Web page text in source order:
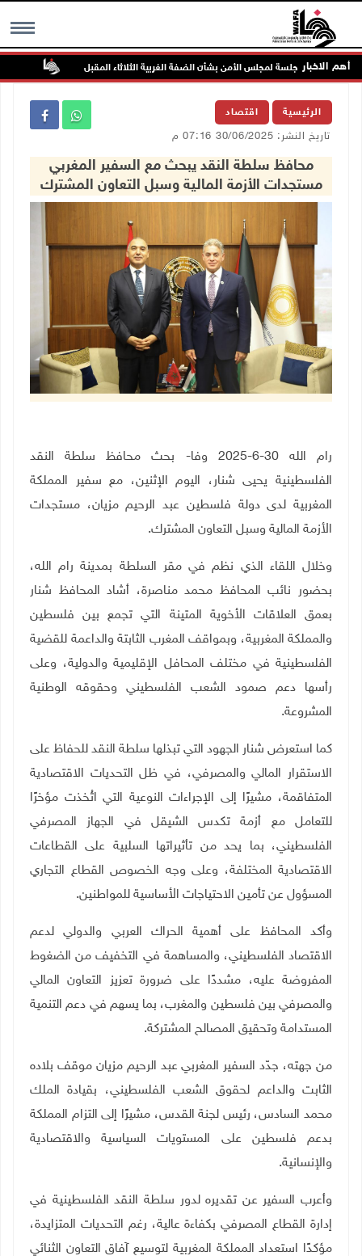
MENU أهم الاخبارجلسة لمجلس الأمن بشأن الضفة الغربية الثلاثاء المقبل
الرئيسية اقتصاد
تاريخ النشر: 30/06/2025 07:16 م
محافظ سلطة النقد يبحث مع السفير المغربي
مستجدات الأزمة المالية وسبل التعاون المشترك
رام الله 30-6-2025 وفا- بحث محافظ سلطة النقد
الفلسطينية يحيى شنار، اليوم الإثنين، مع سفير المملكة
المغربية لدى دولة فلسطين عبد الرحيم مزيان، مستجدات
الأزمة المالية وسبل التعاون المشترك.
وخلال اللقاء الذي نظم في مقر السلطة بمدينة رام الله،
بحضور نائب المحافظ محمد مناصرة، أشاد المحافظ شنار
بعمق العلاقات الأخوية المتينة التي تجمع بين فلسطين
والمملكة المغربية، وبمواقف المغرب الثابتة والداعمة للقضية
الفلسطينية في مختلف المحافل الإقليمية والدولية، وعلى
رأسها دعم صمود الشعب الفلسطيني وحقوقه الوطنية
المشروعة.
كما استعرض شنار الجهود التي تبذلها سلطة النقد للحفاظ على
الاستقرار المالي والمصرفي، في ظل التحديات الاقتصادية
المتفاقمة، مشيرًا إلى الإجراءات النوعية التي اتُخذت مؤخرًا
للتعامل مع أزمة تكدس الشيقل في الجهاز المصرفي
الفلسطيني، بما يحد من تأثيراتها السلبية على القطاعات
الاقتصادية المختلفة، وعلى وجه الخصوص القطاع التجاري
المسؤول عن تأمين الاحتياجات الأساسية للمواطنين.
وأكد المحافظ على أهمية الحراك العربي والدولي لدعم
الاقتصاد الفلسطيني، والمساهمة في التخفيف من الضغوط
المفروضة عليه، مشددًا على ضرورة تعزيز التعاون المالي
والمصرفي بين فلسطين والمغرب، بما يسهم في دعم التنمية
المستدامة وتحقيق المصالح المشتركة.
من جهته، جدّد السفير المغربي عبد الرحيم مزيان موقف بلاده
الثابت والداعم لحقوق الشعب الفلسطيني، بقيادة الملك
محمد السادس، رئيس لجنة القدس، مشيرًا إلى التزام المملكة
بدعم فلسطين على المستويات السياسية والاقتصادية
والإنسانية.
وأعرب السفير عن تقديره لدور سلطة النقد الفلسطينية في
إدارة القطاع المصرفي بكفاءة عالية، رغم التحديات المتزايدة،
مؤكدًا استعداد المملكة المغربية لتوسيع آفاق التعاون الثنائي